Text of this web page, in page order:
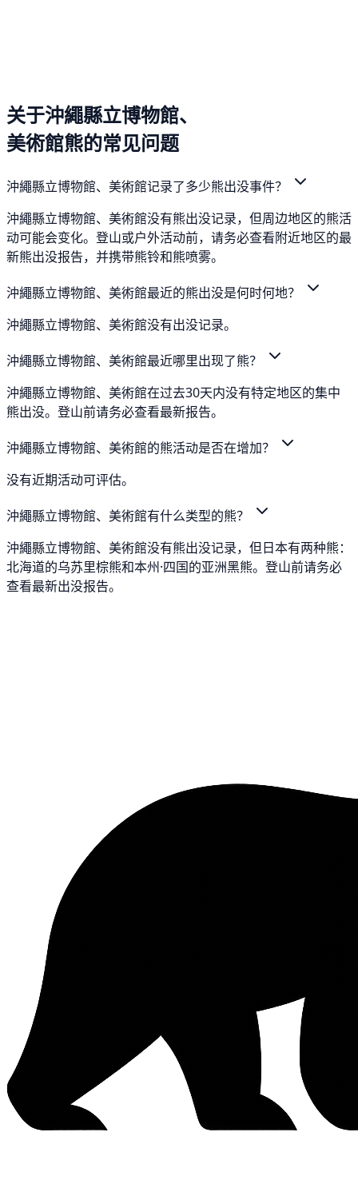
关于沖繩縣立博物館、
美術館熊的常见问题
沖繩縣立博物館、美術館记录了多少熊出没事件？
沖繩縣立博物館、美術館没有熊出没记录，但周边地区的熊活
动可能会变化。登山或户外活动前，请务必查看附近地区的最
新熊出没报告，并携带熊铃和熊喷雾。
沖繩縣立博物館、美術館最近的熊出没是何时何地？
沖繩縣立博物館、美術館没有出没记录。
沖繩縣立博物館、美術館最近哪里出现了熊？
沖繩縣立博物館、美術館在过去30天内没有特定地区的集中
熊出没。登山前请务必查看最新报告。
沖繩縣立博物館、美術館的熊活动是否在增加？
没有近期活动可评估。
沖繩縣立博物館、美術館有什么类型的熊？
沖繩縣立博物館、美術館没有熊出没记录，但日本有两种熊：
北海道的乌苏里棕熊和本州·四国的亚洲黑熊。登山前请务必
查看最新出没报告。